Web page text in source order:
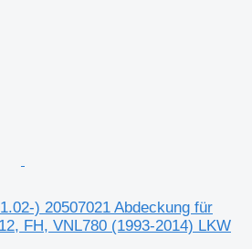
) 20507021 Abdeckung für
FH, VNL780 (1993-2014) LKW